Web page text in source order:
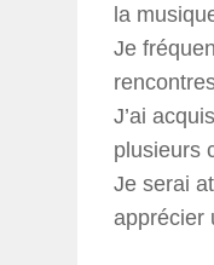
la
Je
J’ai
plusieurs
Je serai
apprécier